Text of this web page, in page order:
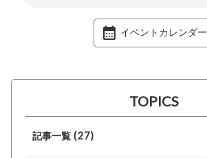
イベントカレンダー
TOPICS
記事一覧 (27)